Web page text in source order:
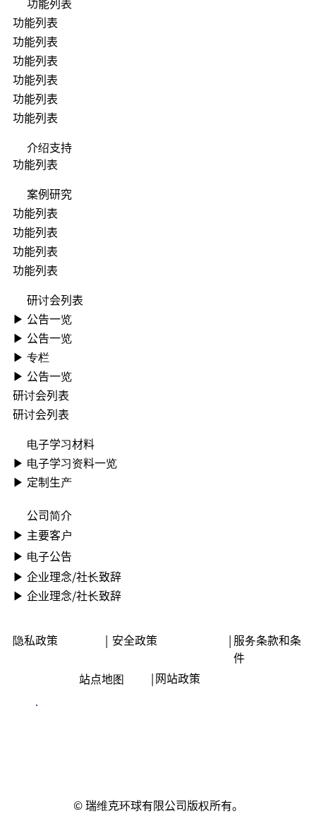
功能列表
功能列表
功能列表
功能列表
功能列表
功能列表
介绍支持
功能列表
案例研究
功能列表
功能列表
功能列表
功能列表
研讨会列表
▶ ︎公告一览
▶ ︎公告一览
▶ 专栏
▶ ︎公告一览
研讨会列表
研讨会列表
电子学习材料
▶ ︎电子学习资料一览
▶ 定制生产
公司简介
▶ ︎主要客户
▶ ︎电子公告
▶ ︎︎企业理念/社长致辞
▶ ︎︎企业理念/社长致辞
站点地图 网站政策
|
隐私政策 安全政策
服务条款和条
件
| |
© 瑞维克环球有限公司版权所有。